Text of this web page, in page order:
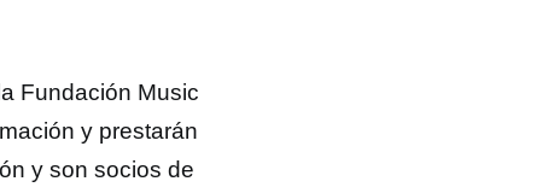
Fundación Music
y prestarán
y son socios de